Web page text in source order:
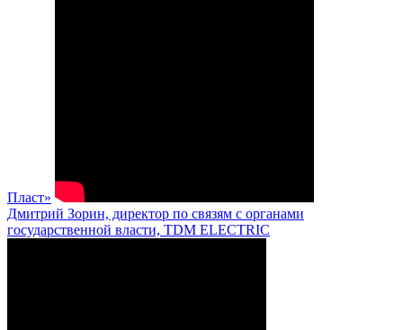
Пласт»
Дмитрий Зорин, директор по связям с органами
государственной власти, TDM ELECTRIC